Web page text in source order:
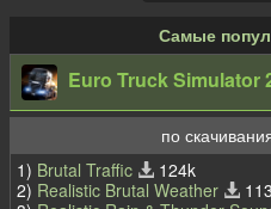
Самые
Euro Truck Simulator
по
1) Brutal Traffic
124k
2) Realistic Brutal Weather